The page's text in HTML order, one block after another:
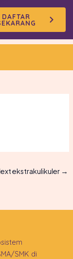
DAFTAR
ekstrakulikuler →
SMK di